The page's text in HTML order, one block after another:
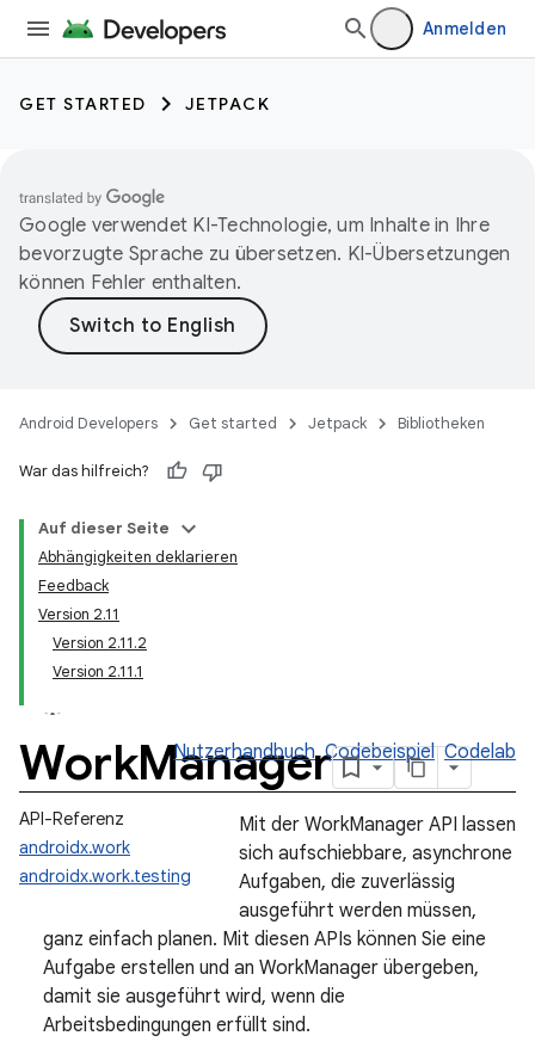
Anmelden
GET STARTED JETPACK
Google verwendet KI-Technologie, um Inhalte in Ihre
bevorzugte Sprache zu übersetzen. KI-Übersetzungen
können Fehler enthalten.
Android Developers Get started Jetpack Bibliotheken
War das hilfreich?
Auf dieser Seite
Abhängigkeiten deklarieren
Feedback
Version 2.11
Version 2.11.2
Version 2.11.1
WorkManager
Nutzerhandbuch Codebeispiel Codelab
API-Referenz
androidx.work
androidx.work.testing
Mit der WorkManager API lassen
sich aufschiebbare, asynchrone
Aufgaben, die zuverlässig
ausgeführt werden müssen,
ganz einfach planen. Mit diesen APIs können Sie eine
Aufgabe erstellen und an WorkManager übergeben,
damit sie ausgeführt wird, wenn die
Arbeitsbedingungen erfüllt sind.